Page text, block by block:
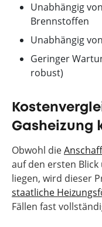
Unabhängig
Brennstoffen
Unabhängig
Geringer
robust)
Gasheizung
Obwohl die
auf den ersten
liegen, wird dieser
staatliche
Fällen fast